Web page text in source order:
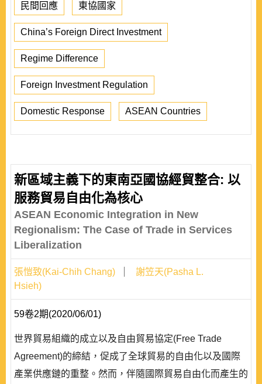
民間回應 東協國家
China’s Foreign Direct Investment
Regime Difference
Foreign Investment Regulation
Domestic Response ASEAN Countries
新區域主義下的東南亞國協經貿整合: 以
服務貿易自由化為核心
ASEAN Economic Integration in New
Regionalism: The Case of Trade in Services
Liberalization
張愷致(Kai-Chih Chang)
謝笠天(Pasha L.
Hsieh)
59卷2期(2020/06/01)
世界貿易組織的成立以及自由貿易協定(Free Trade
Agreement)的締結，促成了全球貿易的自由化以及國際
產業供應鏈的重整。然而，伴隨國際貿易自由化而產生的